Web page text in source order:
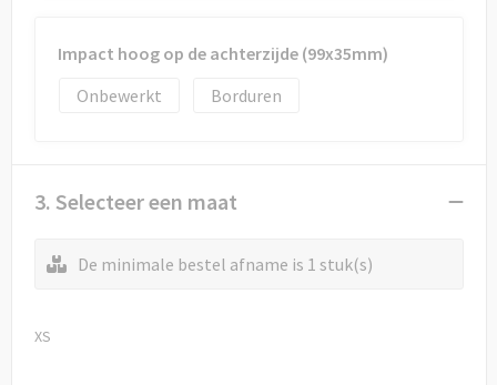
Impact hoog op de achterzijde (99x35mm)
Onbewerkt
Borduren
3. Selecteer een maat
De minimale bestel afname is 1 stuk(s)
XS